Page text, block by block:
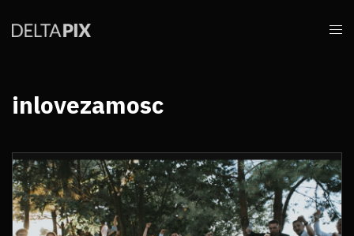
inlovezamosc